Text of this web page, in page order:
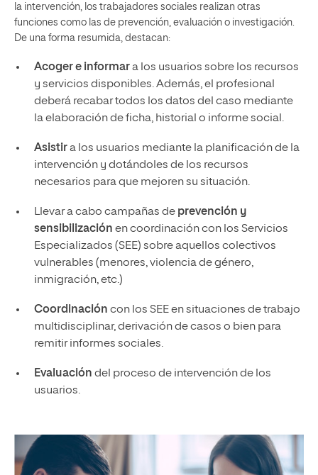
la intervención, los trabajadores sociales realizan otras
funciones como las de prevención, evaluación o investigación.
De una forma resumida, destacan:
Acoger e informara los usuarios sobre los recursos
y servicios disponibles. Además, el profesional
deberá recabar todos los datos del caso mediante
la elaboración de ficha, historial o informe social.
Asistira los usuarios mediante la planificación de la
intervención y dotándoles de los recursos
necesarios para que mejoren su situación.
Llevar a cabo campañas de prevención y
sensibilización en coordinación con los Servicios
Especializados (SEE) sobre aquellos colectivos
vulnerables (menores, violencia de género,
inmigración, etc.)
Coordinación con los SEE en situaciones de trabajo
multidisciplinar, derivación de casos o bien para
remitir informes sociales.
Evaluación del proceso de intervención de los
usuarios.